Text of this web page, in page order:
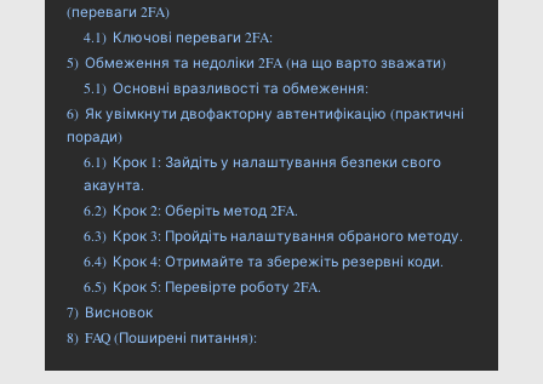
(переваги 2FA)
4.1) Ключові переваги 2FA:
5) Обмеження та недоліки 2FA (на що варто зважати)
5.1) Основні вразливості та обмеження:
6) Як увімкнути двофакторну автентифікацію (практичні
поради)
6.1) Крок 1: Зайдіть у налаштування безпеки свого
акаунта.
6.2) Крок 2: Оберіть метод 2FA.
6.3) Крок 3: Пройдіть налаштування обраного методу.
6.4) Крок 4: Отримайте та збережіть резервні коди.
6.5) Крок 5: Перевірте роботу 2FA.
7) Висновок
8) FAQ (Поширені питання):